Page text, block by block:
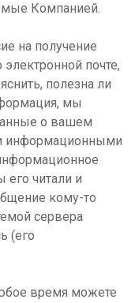
Компанией.
на получение
почте,
полезна ли
мы
о вашем
информационными
его читали и
кому-то
сервера
(его
время можете